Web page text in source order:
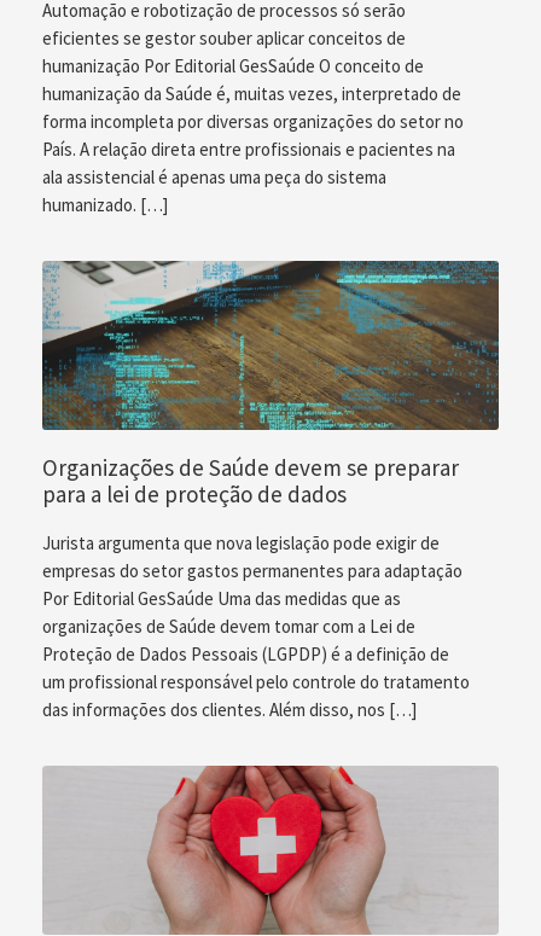
Automação e robotização de processos só serão
eficientes se gestor souber aplicar conceitos de
humanização Por Editorial GesSaúde O conceito de
humanização da Saúde é, muitas vezes, interpretado de
forma incompleta por diversas organizações do setor no
País. A relação direta entre profissionais e pacientes na
ala assistencial é apenas uma peça do sistema
humanizado. […]
Organizações de Saúde devem se preparar
para a lei de proteção de dados
Jurista argumenta que nova legislação pode exigir de
empresas do setor gastos permanentes para adaptação
Por Editorial GesSaúde Uma das medidas que as
organizações de Saúde devem tomar com a Lei de
Proteção de Dados Pessoais (LGPDP) é a definição de
um profissional responsável pelo controle do tratamento
das informações dos clientes. Além disso, nos […]